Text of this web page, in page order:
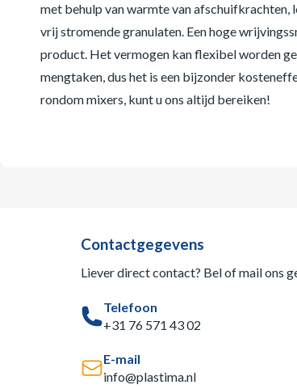
met behulp van warmte van afschuifkrachten,
vrij stromende granulaten. Een hoge
product. Het vermogen kan flexibel worden
mengtaken, dus het is een bijzonder
rondom mixers, kunt u ons altijd bereiken!
Contactgegevens
Liever direct contact? Bel of mail ons
Telefoon
+31 76 571 43 02
E-mail
info@plastima.nl